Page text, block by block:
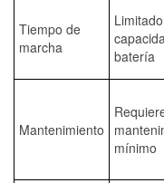
Tiempo de
marcha
batería
Mantenimiento
mínimo